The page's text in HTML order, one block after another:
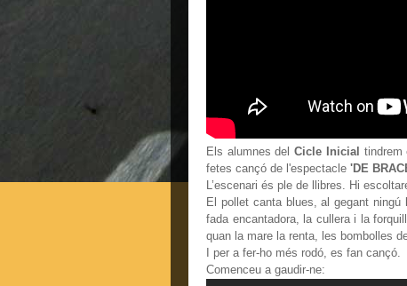
Els alumnes delCicle Inicial tindrem
fetes cançó de l'espectacle 'DE
L’escenari és ple de llibres. Hi
El pollet canta blues, al gegant
fada encantadora, la cullera i la
quan la mare la renta, les bombolles
I per a fer-ho més rodó, es fan cançó.
Comenceu a gaudir-ne: